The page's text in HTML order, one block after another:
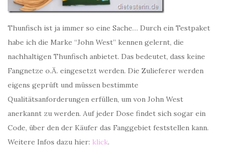
Thunfisch ist ja immer so eine Sache… Durch ein Testpaket
habe ich die Marke “John West” kennen gelernt, die
nachhaltigen Thunfisch anbietet. Das bedeutet, dass keine
Fangnetze o.Ä. eingesetzt werden. Die Zulieferer werden
eigens geprüft und müssen bestimmte
Qualitätsanforderungen erfüllen, um von John West
anerkannt zu werden. Auf jeder Dose findet sich sogar ein
Code, über den der Käufer das Fanggebiet feststellen kann.
Weitere Infos dazu hier: klick.